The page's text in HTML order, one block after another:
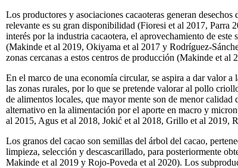
Los productores y asociaciones cacaoteras generan
relevante es su gran disponibilidad (Fioresi et al 2017,
interés por la industria cacaotera, el aprovechamiento de
(Makinde et al 2019, Okiyama et al 2017 y Rodríguez-
zonas cercanas a estos centros de producción (Makinde et
En el marco de una economía circular, se aspira a dar valor
las zonas rurales, por lo que se pretende valorar al pollo
de alimentos locales, que mayor mente son de menor
alternativo en la alimentación por el aporte en macro y
al 2015, Agus et al 2018, Jokić et al 2018, Grillo et al 2019,
Los granos del cacao son semillas del árbol del cacao,
limpieza, selección y descascarillado, para posteriormente
Makinde et al 2019 y Rojo-Poveda et al 2020). Los